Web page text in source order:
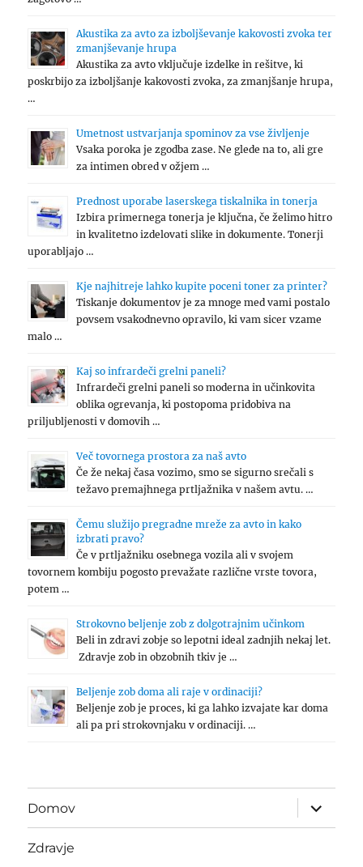
Akustika za avto za izboljševanje kakovosti zvoka ter
zmanjševanje hrupa
Akustika za avto vključuje izdelke in rešitve, ki
poskrbijo za izboljšanje kakovosti zvoka, za zmanjšanje hrupa,
…
Umetnost ustvarjanja spominov za vse življenje
Vsaka poroka je zgodba zase. Ne glede na to, ali gre
za intimen obred v ožjem …
Prednost uporabe laserskega tiskalnika in tonerja
Izbira primernega tonerja je ključna, če želimo hitro
in kvalitetno izdelovati slike in dokumente. Tonerji
uporabljajo …
Kje najhitreje lahko kupite poceni toner za printer?
Tiskanje dokumentov je za mnoge med vami postalo
povsem vsakodnevno opravilo, ki vam sicer vzame
malo …
Kaj so infrardeči grelni paneli?
Infrardeči grelni paneli so moderna in učinkovita
oblika ogrevanja, ki postopoma pridobiva na
priljubljenosti v domovih …
Več tovornega prostora za naš avto
Če že nekaj časa vozimo, smo se sigurno srečali s
težavo premajhnega prtljažnika v našem avtu. …
Čemu služijo pregradne mreže za avto in kako
izbrati pravo?
Če v prtljažniku osebnega vozila ali v svojem
tovornem kombiju pogosto prevažate različne vrste tovora,
potem …
Strokovno beljenje zob z dolgotrajnim učinkom
Beli in zdravi zobje so lepotni ideal zadnjih nekaj let.
Zdravje zob in obzobnih tkiv je …
Beljenje zob doma ali raje v ordinaciji?
Beljenje zob je proces, ki ga lahko izvajate kar doma
ali pa pri strokovnjaku v ordinaciji. …
Domov
expand
child
menu
Zdravje